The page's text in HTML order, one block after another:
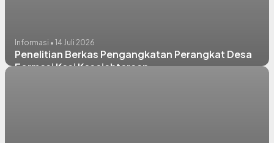
Informasi • 14 Juli 2026
Penelitian Berkas Pengangkatan Perangkat Desa
Formasi Kasi Kesejahteraan